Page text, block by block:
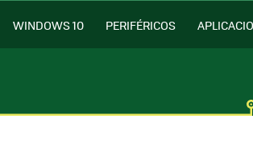
WINDOWS 10 PERIFÉRICOS